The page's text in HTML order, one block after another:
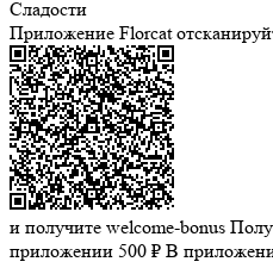
Сладости
Приложение Florcat
и получите welcome-bonus
приложении 500 ₽ В